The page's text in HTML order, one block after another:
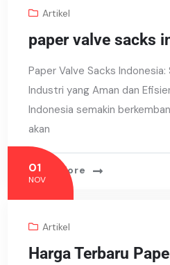
Artikel
paper valve sacks
Paper Valve Sacks Indonesia:
Industri yang Aman dan
Indonesia semakin
akan
Read More
01
NOV
Artikel
Harga Terbaru